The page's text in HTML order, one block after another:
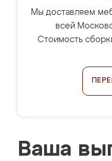
Мы доставляем
всей
Стоимость
Ваша